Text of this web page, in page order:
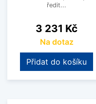
ředit...
Cena
3 231 Kč
Na dotaz
Přidat do košíku